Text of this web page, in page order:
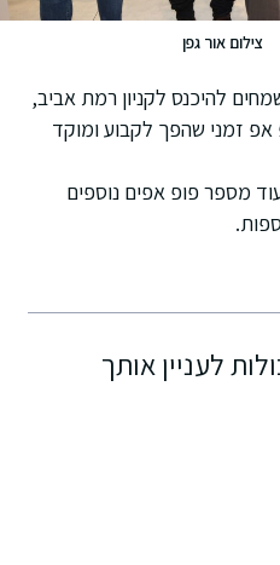
צילום אור גפן
להיכנס לקניון רמת אביב,
זמני שהפך לקבוע ומוקד
מספר פופ אפים נוספים
לעניין אותך